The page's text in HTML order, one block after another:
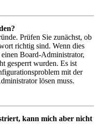
Prüfen Sie zunächst, ob
richtig sind. Wenn dies
Board-Administrator,
gesperrt wurden. Es ist
mit der
lösen muss.
kann mich aber nicht